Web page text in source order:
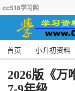
cc518学习网
首页 小升初资料
2026版《万